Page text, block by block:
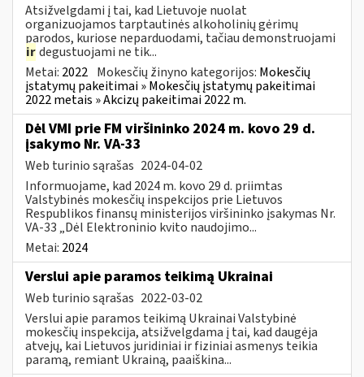
Atsižvelgdami į tai, kad Lietuvoje nuolat
organizuojamos tarptautinės alkoholinių gėrimų
parodos, kuriose neparduodami, tačiau demonstruojami
irdegustuojami ne tik...
Metai: 2022 Mokesčių žinyno kategorijos: Mokesčių
įstatymų pakeitimai » Mokesčių įstatymų pakeitimai
2022 metais » Akcizų pakeitimai 2022 m.
Dėl VMI prie FM viršininko 2024 m. kovo 29 d.
įsakymo Nr. VA-33
Web turinio sąrašas 2024-04-02
Informuojame, kad 2024 m. kovo 29 d. priimtas
Valstybinės mokesčių inspekcijos prie Lietuvos
Respublikos finansų ministerijos viršininko įsakymas Nr.
VA-33 „Dėl Elektroninio kvito naudojimo...
Metai: 2024
Verslui apie paramos teikimą Ukrainai
Web turinio sąrašas 2022-03-02
Verslui apie paramos teikimą Ukrainai Valstybinė
mokesčių inspekcija, atsižvelgdama į tai, kad daugėja
atvejų, kai Lietuvos juridiniai ir fiziniai asmenys teikia
paramą, remiant Ukrainą, paaiškina...